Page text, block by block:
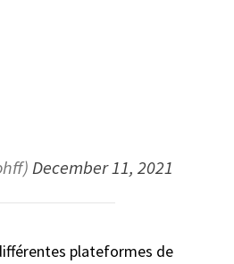
December 11, 2021
plateformes de